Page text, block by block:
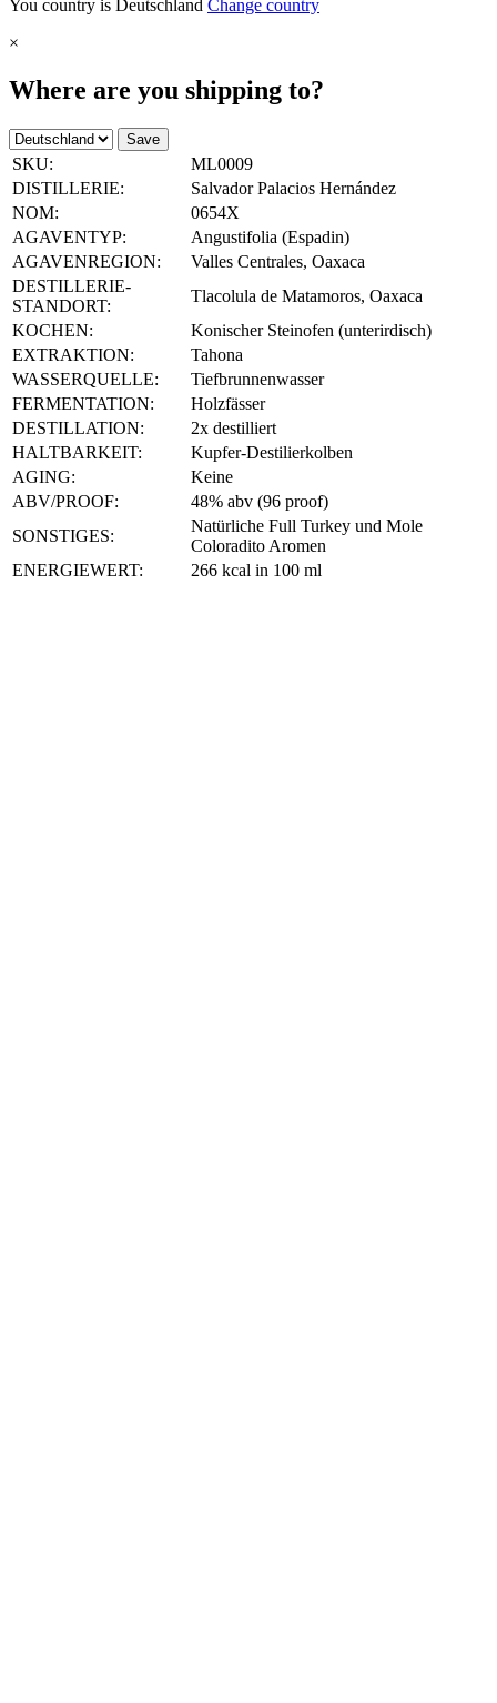
You country is Deutschland Change country
×
Where are you shipping to?
Save
SKU:
ML0009
DISTILLERIE:
Salvador Palacios Hernández
NOM:
0654X
AGAVENTYP:
Angustifolia (Espadin)
AGAVENREGION:
Valles Centrales, Oaxaca
DESTILLERIE-
STANDORT:
Tlacolula de Matamoros, Oaxaca
KOCHEN:
Konischer Steinofen (unterirdisch)
EXTRAKTION:
Tahona
WASSERQUELLE:
Tiefbrunnenwasser
FERMENTATION:
Holzfässer
DESTILLATION:
2x destilliert
HALTBARKEIT:
Kupfer-Destilierkolben
AGING:
Keine
ABV/PROOF:
48% abv (96 proof)
SONSTIGES:
Natürliche Full Turkey und Mole
Coloradito Aromen
ENERGIEWERT:
266 kcal in 100 ml